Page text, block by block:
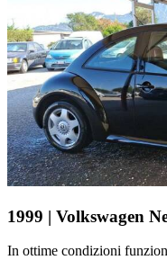
1999 | Volkswagen
In ottime condizioni